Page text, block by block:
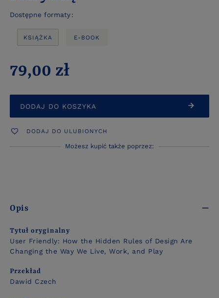
Dostępne formaty
KSIĄŻKA E-BOOK
79,00 zł
DODAJ DO KOSZYKA
DODAJ DO ULUBIONYCH
Możesz kupić także poprzez:
Opis
Tytuł oryginalny
User Friendly: How the Hidden Rules of Design Are
Changing the Way We Live, Work, and Play
Przekład
Dawid Czech